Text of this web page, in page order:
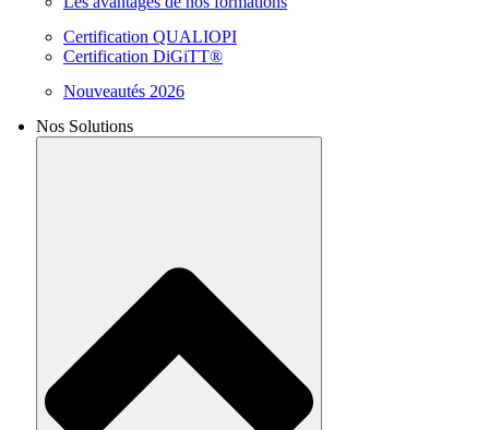
Certification QUALIOPI
Certification DiGiTT®
Nouveautés 2026
Nos Solutions